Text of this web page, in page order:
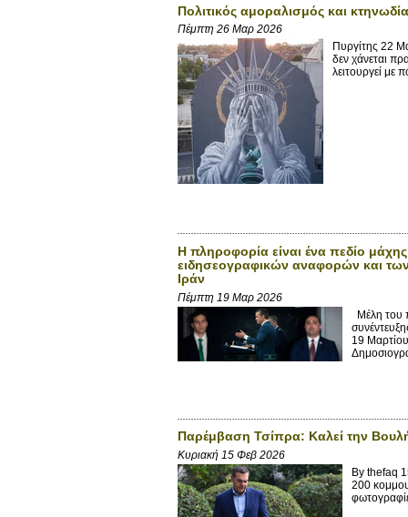
Πολιτικός αμοραλισμός και
Πέμπτη 26 Μαρ 2026
Πυργίτης 22
δεν χάνεται
λειτουργεί με
Η πληροφορία είναι ένα πεδίο
ειδησεογραφικών αναφορών και
Ιράν
Πέμπτη 19 Μαρ 2026
Μέλη του
19
Παρέμβαση Τσίπρα: Καλεί την
Κυριακή 15 Φεβ 2026
By thefaq
200